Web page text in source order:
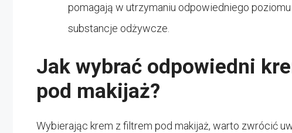
pomagają w utrzymaniu odpowiedniego
substancje odżywcze.
Jak wybrać odpowiedni
pod makijaż?
Wybierając krem z filtrem pod makijaż, warto zwrócić